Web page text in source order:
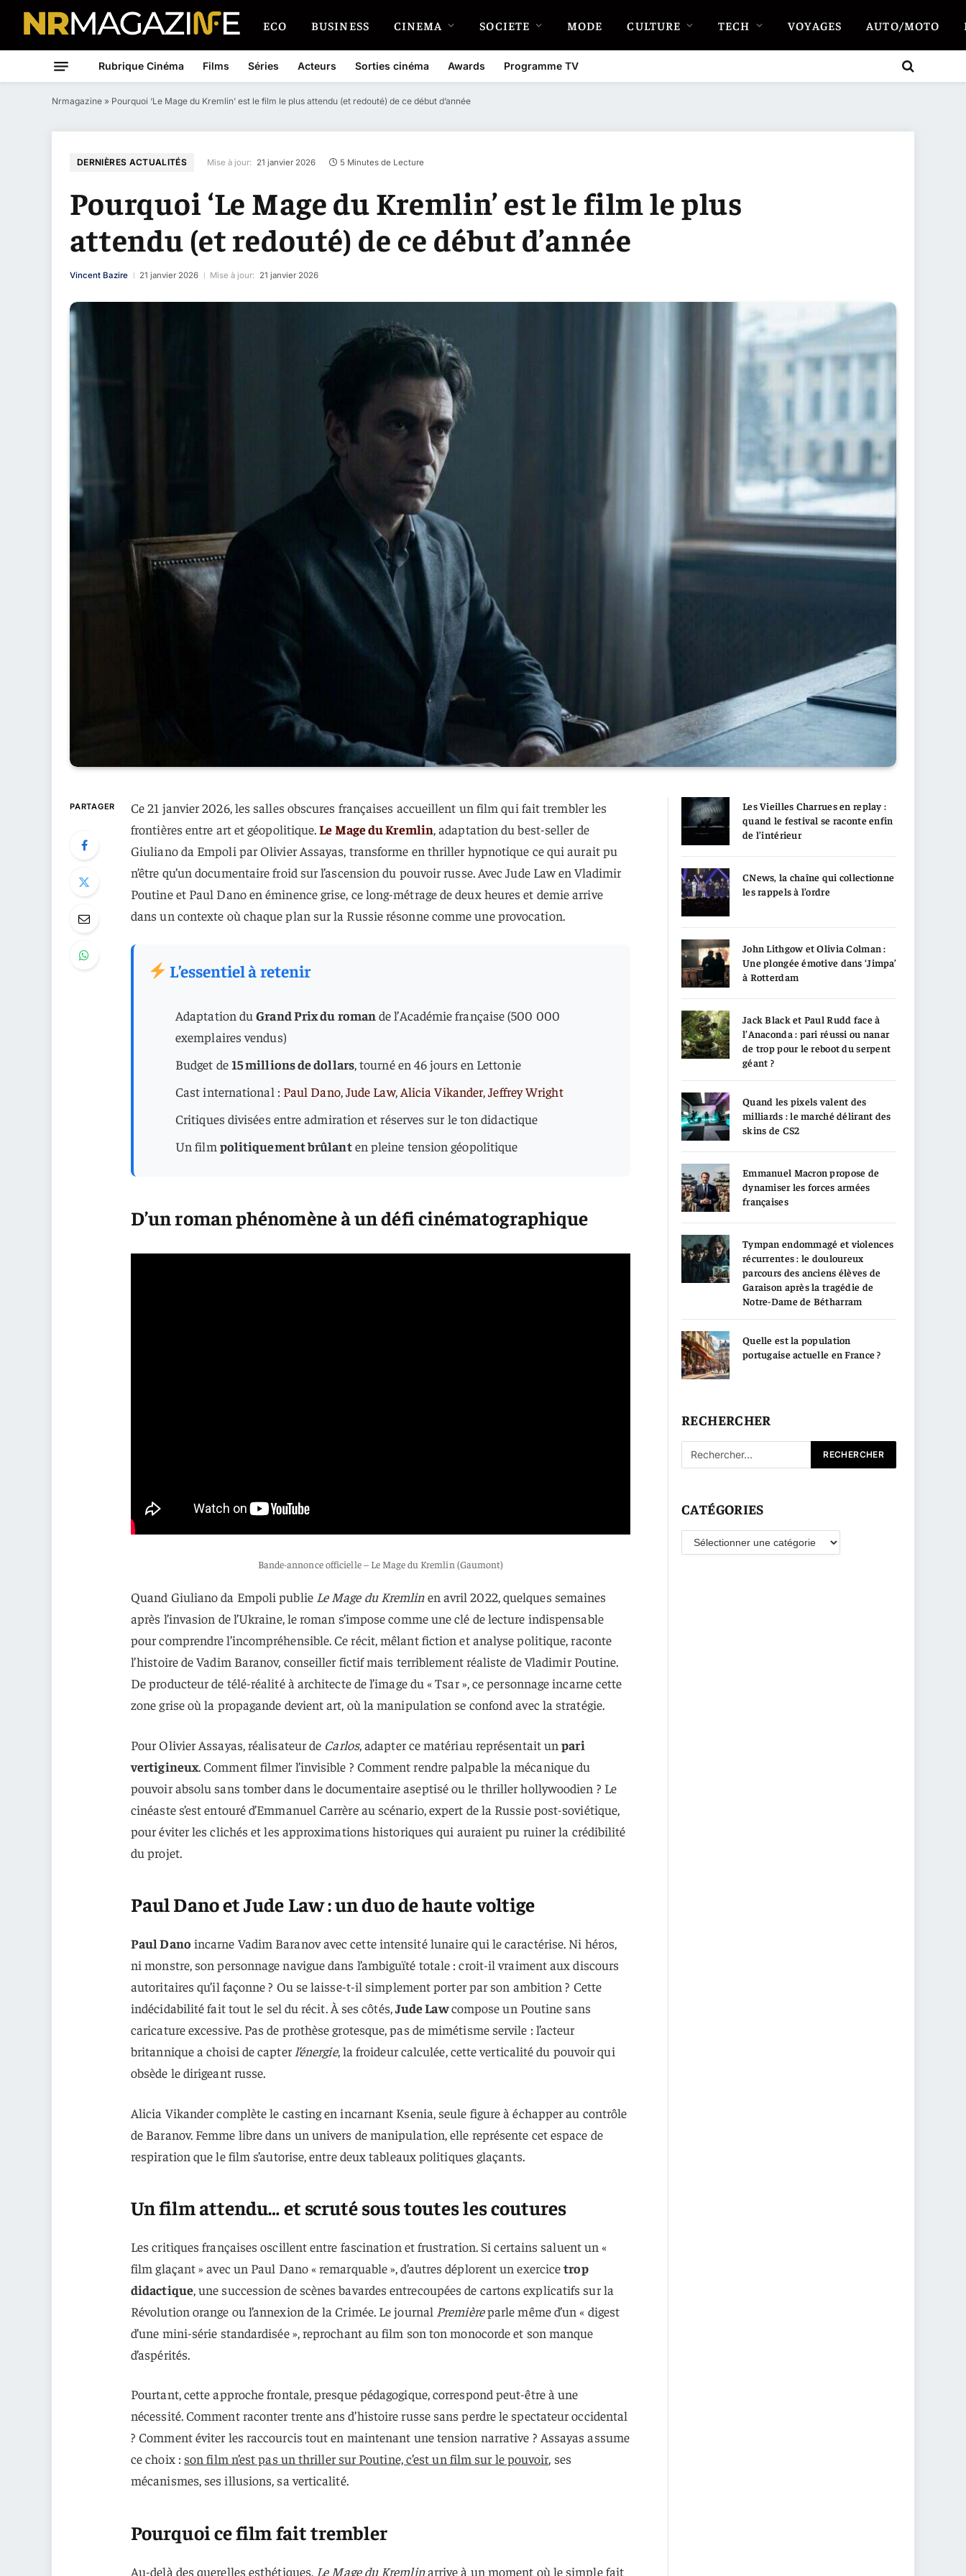
ECO BUSINESS CINEMA SOCIETE MODE CULTURE TECH VOYAGES AUTO/MOTO
Rubrique Cinéma Films Séries Acteurs Sorties cinéma Awards Programme TV
Nrmagazine » Pourquoi ‘Le Mage du Kremlin’ est le film le plus attendu (et redouté) de ce début d’année
DERNIÈRES ACTUALITÉS Mise à jour: 21 janvier 2026 5 Minutes de Lecture
Pourquoi ‘Le Mage du Kremlin’ est le film le plus
attendu (et redouté) de ce début d’année
Vincent Bazire 21 janvier 2026 Mise à jour: 21 janvier 2026
PARTAGER
Ce 21 janvier 2026, les salles obscures françaises accueillent un film qui fait trembler les
frontières entre art et géopolitique.Le Mage du Kremlin, adaptation du best-seller de
Giuliano da Empoli par Olivier Assayas, transforme en thriller hypnotique ce qui aurait pu
n’être qu’un documentaire froid sur l’ascension du pouvoir russe. Avec Jude Law en Vladimir
Poutine et Paul Dano en éminence grise, ce long-métrage de deux heures et demie arrive
dans un contexte où chaque plan sur la Russie résonne comme une provocation.
L’essentiel à retenir
Adaptation duGrand Prix du roman de l’Académie française (500 000
exemplaires vendus)
Budget de15 millions de dollars, tourné en 46 jours en Lettonie
Cast international : Paul Dano,Jude Law, Alicia Vikander,Jeffrey Wright
Critiques divisées entre admiration et réserves sur le ton didactique
Un film politiquement brûlanten pleine tension géopolitique
D’un roman phénomène à un défi cinématographique
Bande-annonce officielle – Le Mage du Kremlin (Gaumont)
Quand Giuliano da Empoli publie Le Mage du Kremlinen avril 2022, quelques semaines
après l’invasion de l’Ukraine, le roman s’impose comme une clé de lecture indispensable
pour comprendre l’incompréhensible. Ce récit, mêlant fiction et analyse politique, raconte
l’histoire de Vadim Baranov, conseiller fictif mais terriblement réaliste de Vladimir Poutine.
De producteur de télé-réalité à architecte de l’image du « Tsar », ce personnage incarne cette
zone grise où la propagande devient art, où la manipulation se confond avec la stratégie.
Pour Olivier Assayas, réalisateur de Carlos, adapter ce matériau représentait unpari
vertigineux. Comment filmer l’invisible ? Comment rendre palpable la mécanique du
pouvoir absolu sans tomber dans le documentaire aseptisé ou le thriller hollywoodien ? Le
cinéaste s’est entouré d’Emmanuel Carrère au scénario, expert de la Russie post-soviétique,
pour éviter les clichés et les approximations historiques qui auraient pu ruiner la crédibilité
du projet.
Paul Dano et Jude Law : un duo de haute voltige
Paul Dano incarne Vadim Baranov avec cette intensité lunaire qui le caractérise. Ni héros,
ni monstre, son personnage navigue dans l’ambiguïté totale : croit-il vraiment aux discours
autoritaires qu’il façonne ? Ou se laisse-t-il simplement porter par son ambition ? Cette
indécidabilité fait tout le sel du récit. À ses côtés,Jude Lawcompose un Poutine sans
caricature excessive. Pas de prothèse grotesque, pas de mimétisme servile : l’acteur
britannique a choisi de capter l’énergie, la froideur calculée, cette verticalité du pouvoir qui
obsède le dirigeant russe.
Alicia Vikander complète le casting en incarnant Ksenia, seule figure à échapper au contrôle
de Baranov. Femme libre dans un univers de manipulation, elle représente cet espace de
respiration que le film s’autorise, entre deux tableaux politiques glaçants.
Un film attendu… et scruté sous toutes les coutures
Les critiques françaises oscillent entre fascination et frustration. Si certains saluent un «
film glaçant » avec un Paul Dano « remarquable », d’autres déplorent un exercicetrop
didactique, une succession de scènes bavardes entrecoupées de cartons explicatifs sur la
Révolution orange ou l’annexion de la Crimée. Le journal Premièreparle même d’un « digest
d’une mini-série standardisée », reprochant au film son ton monocorde et son manque
d’aspérités.
Pourtant, cette approche frontale, presque pédagogique, correspond peut-être à une
nécessité. Comment raconter trente ans d’histoire russe sans perdre le spectateur occidental
? Comment éviter les raccourcis tout en maintenant une tension narrative ? Assayas assume
ce choix : son film n’est pas un thriller sur Poutine, c’est un film sur le pouvoir, ses
mécanismes, ses illusions, sa verticalité.
Pourquoi ce film fait trembler
Au-delà des querelles esthétiques, Le Mage du Kremlinarrive à un moment où le simple fait
Les Vieilles Charrues en replay :
quand le festival se raconte enfin
de l’intérieur
CNews, la chaîne qui collectionne
les rappels à l’ordre
John Lithgow et Olivia Colman :
Une plongée émotive dans ‘Jimpa’
à Rotterdam
Jack Black et Paul Rudd face à
l’Anaconda : pari réussi ou nanar
de trop pour le reboot du serpent
géant ?
Quand les pixels valent des
milliards : le marché délirant des
skins de CS2
Emmanuel Macron propose de
dynamiser les forces armées
françaises
Tympan endommagé et violences
récurrentes : le douloureux
parcours des anciens élèves de
Garaison après la tragédie de
Notre-Dame de Bétharram
Quelle est la population
portugaise actuelle en France ?
RECHERCHER
CATÉGORIES
Catégories